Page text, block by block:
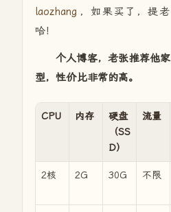
laozhang ，如果买了，提
哈！
个人博客，老张推荐他
型，性价比非常的高。
CPU 内存
硬盘
（SS
D）
流量
2核 2G 30G 不限